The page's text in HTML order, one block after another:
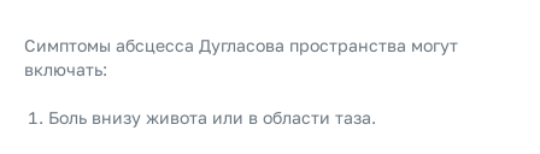
Симптомы абсцесса Дугласова пространства могут
включать:
Боль внизу живота или в области таза.